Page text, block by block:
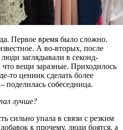
Первое время было сложно.
А во-вторых, после
заглядывали в секонд-
вещи заразные. Приходилось
то ценник сделать более
поделилась собеседница.
лучше?
сильно упала в связи с резким
к прочему, люди боятся, а